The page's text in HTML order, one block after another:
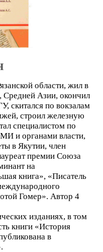
области, жил в
Средней Азии, окончил
скитался по вокзалам
строил железную
специалистом по
и органами власти,
в Якутии, член
премии Союза
на
книга», «Писатель
Гомер». Автор 4
изданиях, в том
книги «История
в